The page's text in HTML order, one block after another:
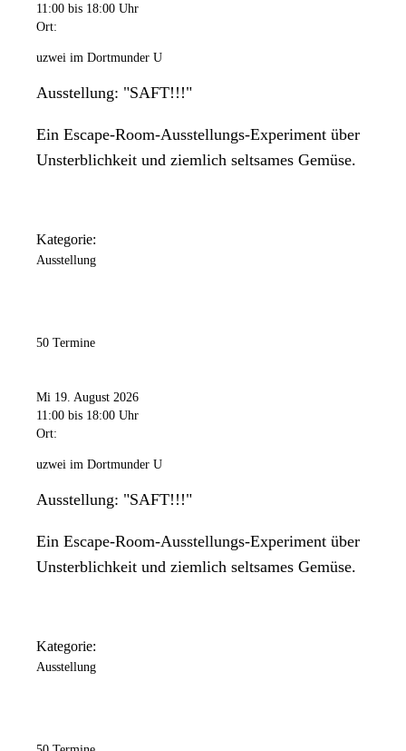
11:00 bis 18:00 Uhr
Ort:
uzwei im Dortmunder U
Ausstellung: "SAFT!!!"
Ein Escape-Room-Ausstellungs-Experiment über
Unsterblichkeit und ziemlich seltsames Gemüse.
Kategorie:
Ausstellung
50 Termine
Mi 19. August 2026
11:00 bis 18:00 Uhr
Ort:
uzwei im Dortmunder U
Ausstellung: "SAFT!!!"
Ein Escape-Room-Ausstellungs-Experiment über
Unsterblichkeit und ziemlich seltsames Gemüse.
Kategorie:
Ausstellung